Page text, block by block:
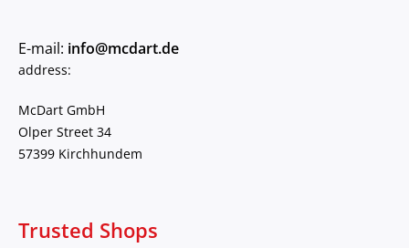
E-mail: info@mcdart.de
address:
McDart GmbH
Olper Street 34
57399 Kirchhundem
Trusted Shops